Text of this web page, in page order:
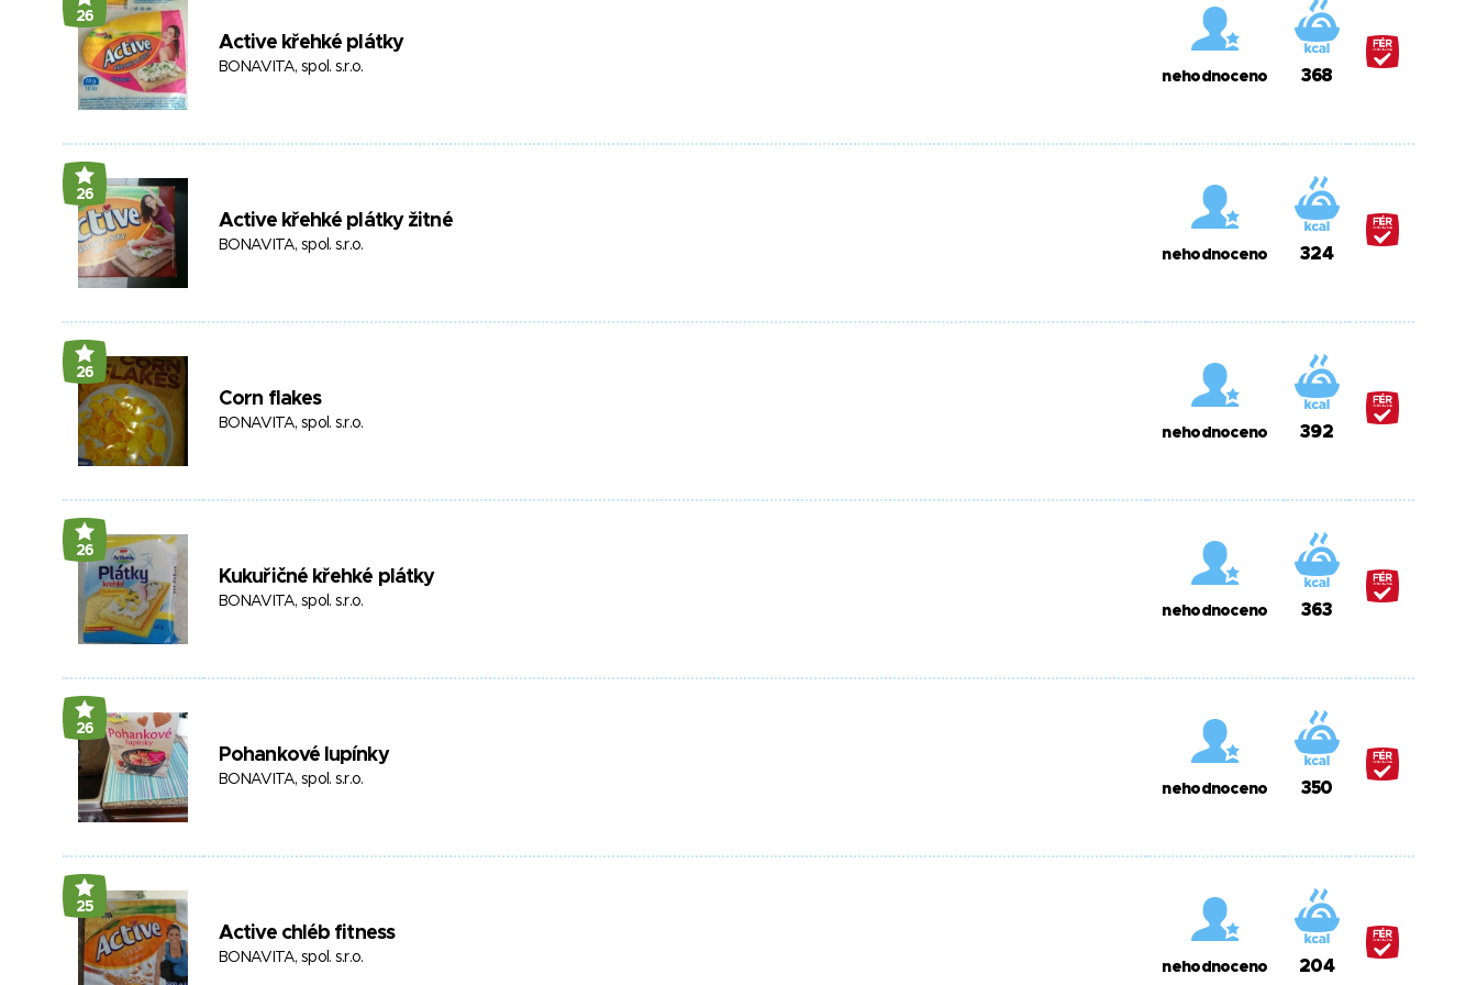
26
Active křehké plátky
BONAVITA, spol. s.r.o.
nehodnoceno 368
26
Active křehké plátky žitné
BONAVITA, spol. s.r.o.
nehodnoceno 324
26
Corn flakes
BONAVITA, spol. s.r.o.
nehodnoceno 392
26
Kukuřičné křehké plátky
BONAVITA, spol. s.r.o.
nehodnoceno 363
26
Pohankové lupínky
BONAVITA, spol. s.r.o.
nehodnoceno 350
25
Active chléb fitness
BONAVITA, spol. s.r.o.
nehodnoceno 204